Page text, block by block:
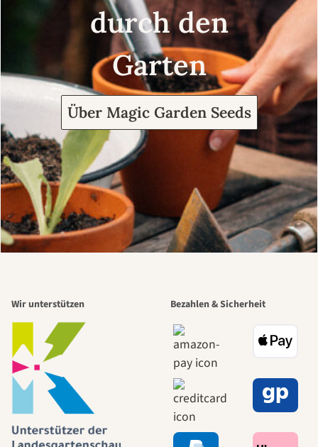
durch den
Garten
Über Magic Garden Seeds
Wir unterstützen Bezahlen & Sicherheit